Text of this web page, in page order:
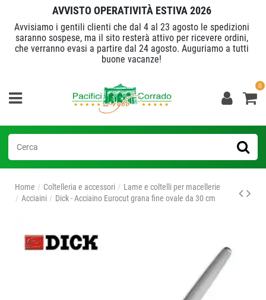
AVVISTO OPERATIVITÀ ESTIVA 2026
Avvisiamo i gentili clienti che dal 4 al 23 agosto le spedizioni
saranno sospese, ma il sito resterà attivo per ricevere ordini,
che verranno evasi a partire dal 24 agosto. Auguriamo a tutti
buone vacanze!
0
Home Coltelleria e accessori
Lame e coltelli per macellerie
Acciaini
Dick - Acciaino Eurocut grana fine ovale da 30 cm